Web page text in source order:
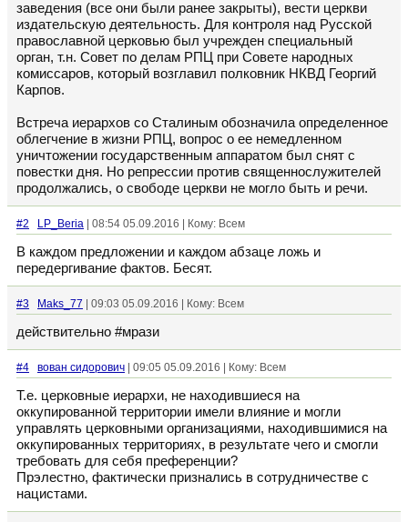
заведения (все они были ранее закрыты), вести церкви
издательскую деятельность. Для контроля над Русской
православной церковью был учрежден специальный
орган, т.н. Совет по делам РПЦ при Совете народных
комиссаров, который возглавил полковник НКВД Георгий
Карпов.
Встреча иерархов со Сталиным обозначила определенное
облегчение в жизни РПЦ, вопрос о ее немедленном
уничтожении государственным аппаратом был снят с
повестки дня. Но репрессии против священнослужителей
продолжались, о свободе церкви не могло быть и речи.
#2 LP_Beria | 08:54 05.09.2016 | Кому: Всем
В каждом предложении и каждом абзаце ложь и
передергивание фактов. Бесят.
#3 Maks_77 | 09:03 05.09.2016 | Кому: Всем
действительно #мрази
#4 вован сидорович | 09:05 05.09.2016 | Кому: Всем
Т.е. церковные иерархи, не находившиеся на
оккупированной территории имели влияние и могли
управлять церковными организациями, находившимися на
оккупированных территориях, в результате чего и смогли
требовать для себя преференции?
Прэлестно, фактически признались в сотрудничестве с
нацистами.